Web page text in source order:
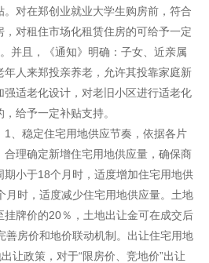
。对在郑创业就业大学生购房前，符合
对租住市场化租赁住房的可给予一定
并且，《通知》明确：子女、近亲属
人来郑投亲养老，允许其投靠家庭新
强适老化设计，对老旧小区进行适老化
给予一定补贴支持。
1、稳定住宅用地供应节奏，依据各片
合理确定新增住宅用地供应量，确保商
小于18个月时，适度增加住宅用地供
月时，适度减少住宅用地供应量。土地
牌价的20％，土地出让金可在成交后
善房价和地价联动机制。出让住宅用地
让政策，对于“限房价、竞地价”出让